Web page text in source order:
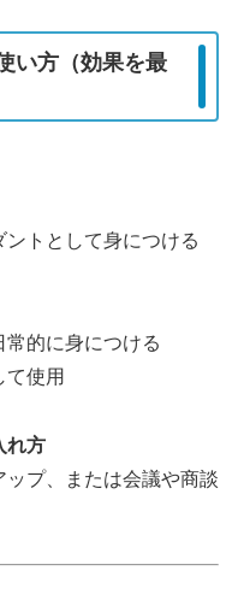
い方（効果を最
ントとして身につける
常的に身につける
て使用
れ方
プ、または会議や商談